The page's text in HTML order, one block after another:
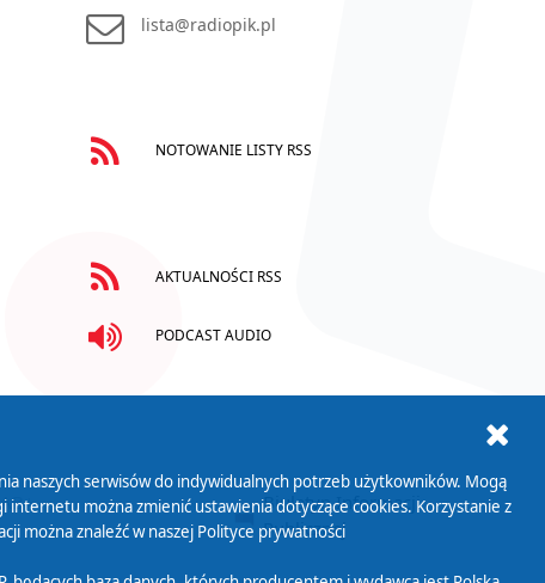
lista@radiopik.pl
NOTOWANIE LISTY RSS
AKTUALNOŚCI RSS
PODCAST AUDIO
Biuletyn Informacji
Publicznej
naszych serwisów do indywidualnych potrzeb użytkowników. Mogą
internetu można zmienić ustawienia dotyczące cookies. Korzystanie z
można znaleźć w naszej Polityce prywatności